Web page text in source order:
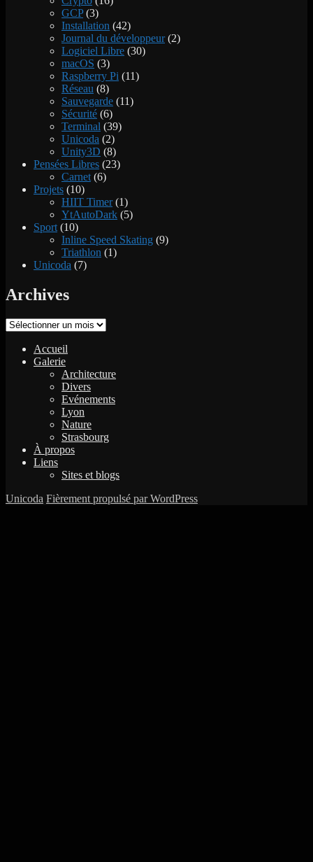
GCP(3)
Installation (42)
Journal du développeur(2)
Logiciel Libre (30)
macOS (3)
Raspberry Pi (11)
Réseau (8)
Sauvegarde (11)
Sécurité (6)
Terminal (39)
Unicoda (2)
Unity3D (8)
Pensées Libres (23)
Carnet(6)
Projets (10)
HIIT Timer(1)
YtAutoDark (5)
Sport(10)
Inline Speed Skating (9)
Triathlon (1)
Unicoda (7)
Archives
Archives
Accueil
Galerie
Architecture
Divers
Evénements
Lyon
Nature
Strasbourg
À propos
Liens
Sites et blogs
Unicoda Fièrement propulsé par WordPress